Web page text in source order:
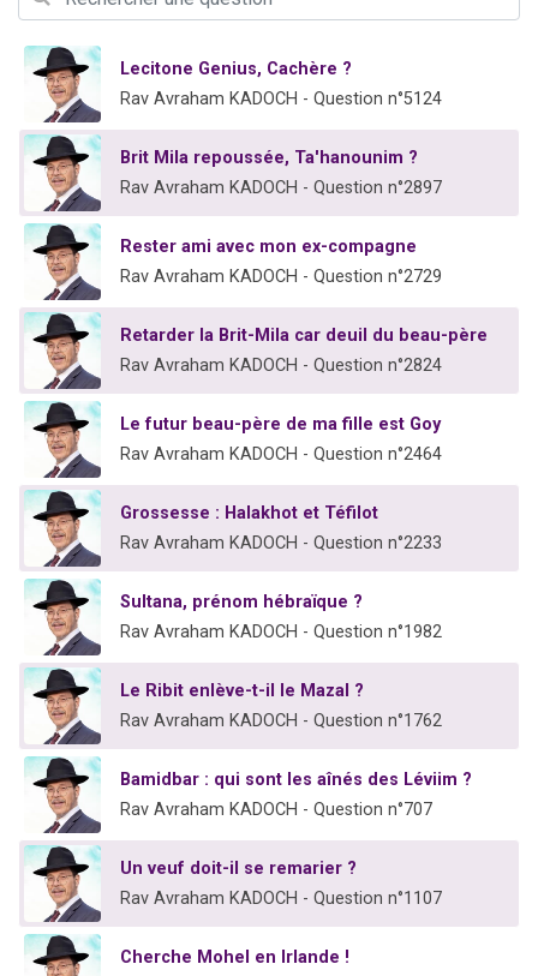
Il reste 49 places pour étudier en groupe sur Zoom
2 nouvelles musiques dans Torah-Box Music
Lecitone Genius, Cachère ?
Rav Avraham KADOCH - Question n°5124
Brit Mila repoussée, Ta'hanounim ?
Rav Avraham KADOCH - Question n°2897
Rester ami avec mon ex-compagne
Rav Avraham KADOCH - Question n°2729
Retarder la Brit-Mila car deuil du beau-père
Rav Avraham KADOCH - Question n°2824
Le futur beau-père de ma fille est Goy
Rav Avraham KADOCH - Question n°2464
Grossesse : Halakhot et Téfilot
Rav Avraham KADOCH - Question n°2233
Sultana, prénom hébraïque ?
Rav Avraham KADOCH - Question n°1982
Le Ribit enlève-t-il le Mazal ?
Rav Avraham KADOCH - Question n°1762
Bamidbar : qui sont les aînés des Léviim ?
Rav Avraham KADOCH - Question n°707
Un veuf doit-il se remarier ?
Rav Avraham KADOCH - Question n°1107
Cherche Mohel en Irlande !